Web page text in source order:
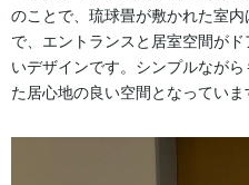
のことで、琉球畳が敷かれた室
で、エントランスと居室空間が
いデザインです。シンプルなが
た居心地の良い空間となっていま